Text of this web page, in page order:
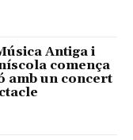
Antiga i
comença
amb un concert